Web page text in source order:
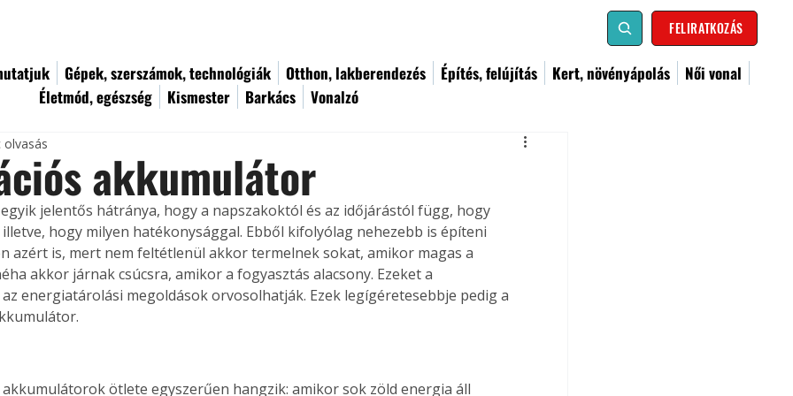
FELIRATKOZÁS
Gépek, szerszámok, technológiák Otthon, lakberendezés Építés, felújítás Kert, növényápolás
Női vonal
Életmód, egészség
Kismester Barkács Vonalzó
akkumulátor
olvasás
jelentős hátránya, hogy a napszakoktól és az időjárástól függ, hogy
hogy milyen hatékonysággal. Ebből kifolyólag nehezebb is építeni
azért is, mert nem feltétlenül akkor termelnek sokat, amikor magas a
akkor járnak csúcsra, amikor a fogyasztás alacsony. Ezeket a
energiatárolási megoldások orvosolhatják. Ezek legígéretesebbje pedig a
ötlete egyszerűen hangzik: amikor sok zöld energia áll